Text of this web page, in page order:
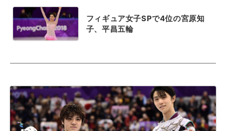
フィギュア女子SPで4位の宮原知
子、平昌五輪